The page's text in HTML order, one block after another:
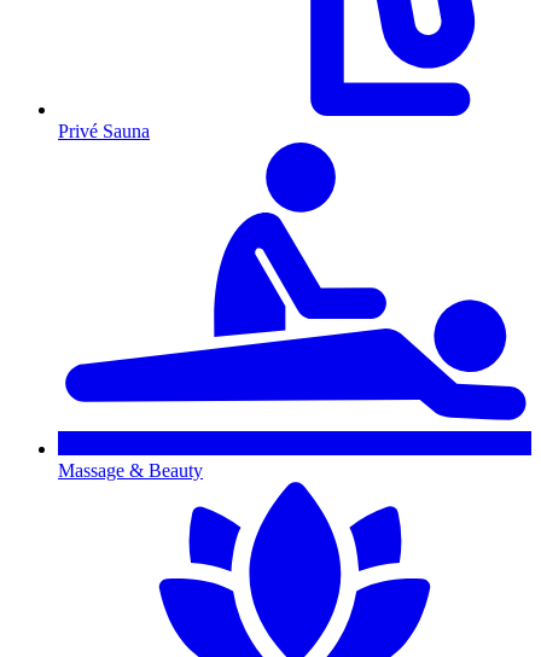
Privé Sauna
Massage & Beauty